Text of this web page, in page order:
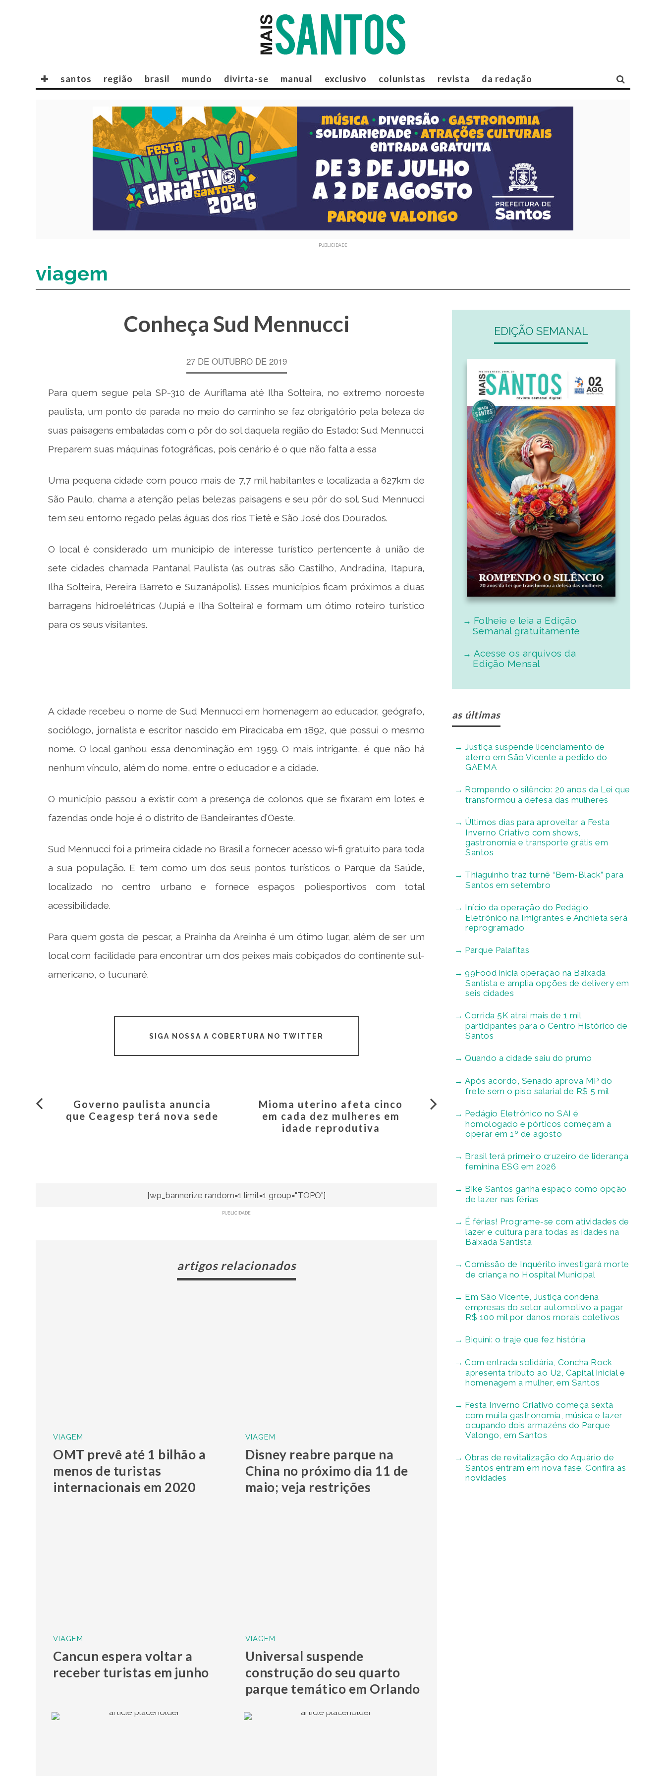
✚ santos região brasil mundo divirta-se manual exclusivo colunistas revista da redação
PUBLICIDADE
viagem
Conheça Sud Mennucci
27 DE OUTUBRO DE 2019
Para quem segue pela SP-310 de Auriflama até Ilha Solteira, no extremo noroeste
paulista, um ponto de parada no meio do caminho se faz obrigatório pela beleza de
suas paisagens embaladas com o pôr do sol daquela região do Estado: Sud Mennucci.
Preparem suas máquinas fotográficas, pois cenário é o que não falta a essa
Uma pequena cidade com pouco mais de 7,7 mil habitantes e localizada a 627km de
São Paulo, chama a atenção pelas belezas paisagens e seu pôr do sol. Sud Mennucci
tem seu entorno regado pelas águas dos rios Tietê e São José dos Dourados.
O local é considerado um município de interesse turístico pertencente à união de
sete cidades chamada Pantanal Paulista (as outras são Castilho, Andradina, Itapura,
Ilha Solteira, Pereira Barreto e Suzanápolis). Esses municípios ficam próximos a duas
barragens hidroelétricas (Jupiá e Ilha Solteira) e formam um ótimo roteiro turístico
para os seus visitantes.
A cidade recebeu o nome de Sud Mennucci em homenagem ao educador, geógrafo,
sociólogo, jornalista e escritor nascido em Piracicaba em 1892, que possui o mesmo
nome. O local ganhou essa denominação em 1959. O mais intrigante, é que não há
nenhum vínculo, além do nome, entre o educador e a cidade.
O município passou a existir com a presença de colonos que se fixaram em lotes e
fazendas onde hoje é o distrito de Bandeirantes d’Oeste.
Sud Mennucci foi a primeira cidade no Brasil a fornecer acesso wi-fi gratuito para toda
a sua população. E tem como um dos seus pontos turísticos o Parque da Saúde,
localizado no centro urbano e fornece espaços poliesportivos com total
acessibilidade.
Para quem gosta de pescar, a Prainha da Areinha é um ótimo lugar, além de ser um
local com facilidade para encontrar um dos peixes mais cobiçados do continente sul-
americano, o tucunaré.
SIGA NOSSA A COBERTURA NO TWITTER
Governo paulista anuncia
que Ceagesp terá nova sede
Mioma uterino afeta cinco
em cada dez mulheres em
idade reprodutiva
[wp_bannerize random=1 limit=1 group="TOPO"]
PUBLICIDADE
artigos relacionados
VIAGEM
OMT prevê até 1 bilhão a
menos de turistas
internacionais em 2020
VIAGEM
Disney reabre parque na
China no próximo dia 11 de
maio; veja restrições
VIAGEM
Cancun espera voltar a
receber turistas em junho
VIAGEM
Universal suspende
construção do seu quarto
parque temático em Orlando
EDIÇÃO SEMANAL
Folheie e leia a Edição
Semanal gratuitamente
Acesse os arquivos da
Edição Mensal
as últimas
Justiça suspende licenciamento de
aterro em São Vicente a pedido do
GAEMA
Rompendo o silêncio: 20 anos da Lei que
transformou a defesa das mulheres
Últimos dias para aproveitar a Festa
Inverno Criativo com shows,
gastronomia e transporte grátis em
Santos
Thiaguinho traz turnê “Bem-Black” para
Santos em setembro
Início da operação do Pedágio
Eletrônico na Imigrantes e Anchieta será
reprogramado
Parque Palafitas
99Food inicia operação na Baixada
Santista e amplia opções de delivery em
seis cidades
Corrida 5K atrai mais de 1 mil
participantes para o Centro Histórico de
Santos
Quando a cidade saiu do prumo
Após acordo, Senado aprova MP do
frete sem o piso salarial de R$ 5 mil
Pedágio Eletrônico no SAI é
homologado e pórticos começam a
operar em 1º de agosto
Brasil terá primeiro cruzeiro de liderança
feminina ESG em 2026
Bike Santos ganha espaço como opção
de lazer nas férias
É férias! Programe-se com atividades de
lazer e cultura para todas as idades na
Baixada Santista
Comissão de Inquérito investigará morte
de criança no Hospital Municipal
Em São Vicente, Justiça condena
empresas do setor automotivo a pagar
R$ 100 mil por danos morais coletivos
Biquíni: o traje que fez história
Com entrada solidária, Concha Rock
apresenta tributo ao U2, Capital Inicial e
homenagem a mulher, em Santos
Festa Inverno Criativo começa sexta
com muita gastronomia, música e lazer
ocupando dois armazéns do Parque
Valongo, em Santos
Obras de revitalização do Aquário de
Santos entram em nova fase. Confira as
novidades